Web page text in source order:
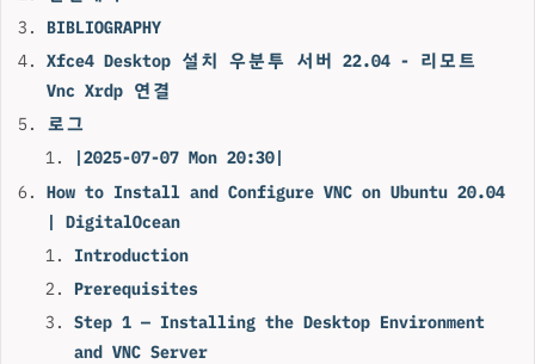
BIBLIOGRAPHY
Xfce4 Desktop 설치 우분투 서버 22.04 - 리모트
Vnc Xrdp 연결
로그
|2025-07-07 Mon 20:30|
How to Install and Configure VNC on Ubuntu 20.04
| DigitalOcean
Introduction
Prerequisites
Step 1 — Installing the Desktop Environment
and VNC Server